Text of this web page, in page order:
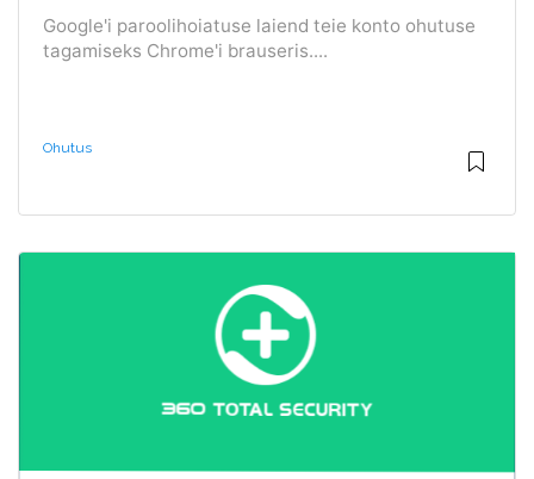
Google'i paroolihoiatuse laiend teie konto ohutuse
tagamiseks Chrome'i brauseris....
Ohutus